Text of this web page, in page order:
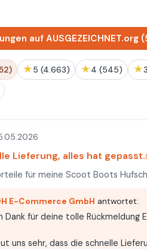
auf AUSGEZEICHNET.org
★ 5 (4.663) ★ 4 (545) ★
Lieferung, alles hat gepasst.
für meine Scoot Boots
E-Commerce GmbH antwortet:
Dank für deine tolle Rückmeldung
uns sehr, dass die schnelle